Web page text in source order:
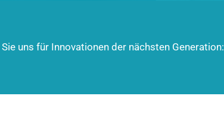
uns für Innovationen der nächsten Generation: